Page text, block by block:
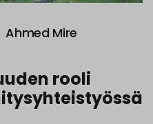
Ahmed Mire
rooli